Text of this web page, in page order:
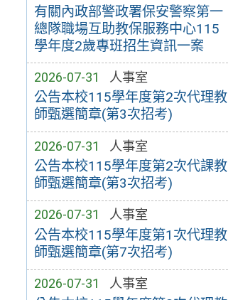
有關內政部警政署保安警察第一
總隊職場互助教保服務中心115
學年度2歲專班招生資訊一案
2026-07-31 人事室
公告本校115學年度第2次代理教
師甄選簡章(第3次招考)
2026-07-31 人事室
公告本校115學年度第2次代課教
師甄選簡章(第3次招考)
2026-07-31 人事室
公告本校115學年度第1次代理教
師甄選簡章(第7次招考)
2026-07-31 人事室